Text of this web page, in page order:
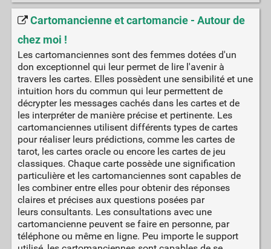
Cartomancienne et cartomancie - Autour de
chez moi !
Les cartomanciennes sont des femmes dotées d'un
don exceptionnel qui leur permet de lire l'avenir à
travers les cartes. Elles possèdent une sensibilité et une
intuition hors du commun qui leur permettent de
décrypter les messages cachés dans les cartes et de
les interpréter de manière précise et pertinente. Les
cartomanciennes utilisent différents types de cartes
pour réaliser leurs prédictions, comme les cartes de
tarot, les cartes oracle ou encore les cartes de jeu
classiques. Chaque carte possède une signification
particulière et les cartomanciennes sont capables de
les combiner entre elles pour obtenir des réponses
claires et précises aux questions posées par
leurs consultants. Les consultations avec une
cartomancienne peuvent se faire en personne, par
téléphone ou même en ligne. Peu importe le support